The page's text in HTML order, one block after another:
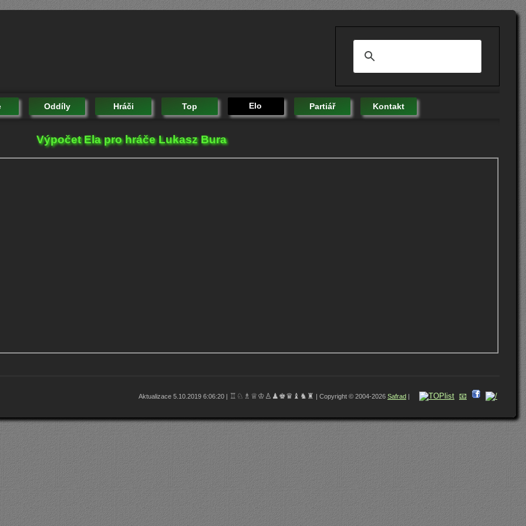
Oddíly Hráči Top Elo Partiář Kontakt
Výpočet Ela pro hráče Lukasz Bura
Aktualizace 5.10.2019 6:06:20 | ♖♘♗♕♔♙♟♚♛♝♞♜ | Copyright © 2004-2026 Safrad | 📧